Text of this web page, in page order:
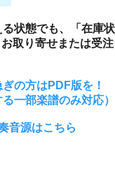
る状態でも、「在庫状
取り寄せまたは受注
の方はPDF版を！
一部楽譜のみ対応）
音源はこちら